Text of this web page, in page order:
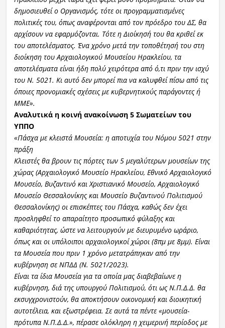
δημοσιευθεί ο Οργανισμός, τότε οι προγραμματισμένες
πολιτικές του, όπως αναφέρονται από τον πρόεδρο του ΔΣ, θα
αρχίσουν να εφαρμόζονται. Τότε η Διοίκησή του θα κριθεί εκ
του αποτελέσματος. Ένα χρόνο μετά την τοποθέτησή του στη
διοίκηση του Αρχαιολογικού Μουσείου Ηρακλείου, τα
αποτελέσματα είναι ήδη πολύ χειρότερα από ό,τι πριν την ισχύ
του Ν. 5021. Κι αυτό δεν μπορεί πια να καλυφθεί πίσω από τις
όποιες προνομιακές σχέσεις με κυβερνητικούς παράγοντες ή
ΜΜΕ».
Αναλυτικά η κοινή ανακοίνωση 5 Σωματείων του
ΥΠΠΟ
«Πάσχα με κλειστά Μουσεία: η αποτυχία του Νόμου 5021 στην
πράξη
Κλειστές θα βρουν τις πόρτες των 5 μεγαλύτερων μουσείων της
χώρας (Αρχαιολογικό Μουσείο Ηρακλείου, Εθνικό Αρχαιολογικό
Μουσείο, Βυζαντινό και Χριστιανικό Μουσείο, Αρχαιολογικό
Μουσείο Θεσσαλονίκης και Μουσείο Βυζαντινού Πολιτισμού
Θεσσαλονίκης) οι επισκέπτες του Πάσχα, καθώς δεν έχει
προσληφθεί το απαραίτητο προσωπικό φύλαξης και
καθαριότητας, ώστε να λειτουργούν με διευρυμένο ωράριο,
όπως και οι υπόλοιποι αρχαιολογικοί χώροι (8πμ με 8μμ). Είναι
τα Μουσεία που πριν 1 χρόνο μετατράπηκαν από την
κυβέρνηση σε ΝΠΔΔ (Ν. 5021/2023).
Είναι τα ίδια Μουσεία για τα οποία μας διαβεβαίωνε η
κυβέρνηση, διά της υπουργού Πολιτισμού, ότι ως Ν.Π.Δ.Δ. θα
εκσυγχρονιστούν, θα αποκτήσουν οικονομική και διοικητική
αυτοτέλεια, και εξωστρέφεια. Σε αυτά τα πέντε «μουσεία-
πρότυπα Ν.Π.Δ.Δ.», πέρασε ολόκληρη η χειμερινή περίοδος με